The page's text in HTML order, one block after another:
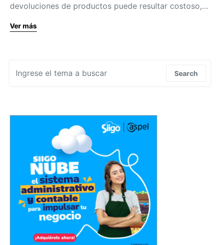
devoluciones de productos puede resultar costoso,…
Ver más
Search